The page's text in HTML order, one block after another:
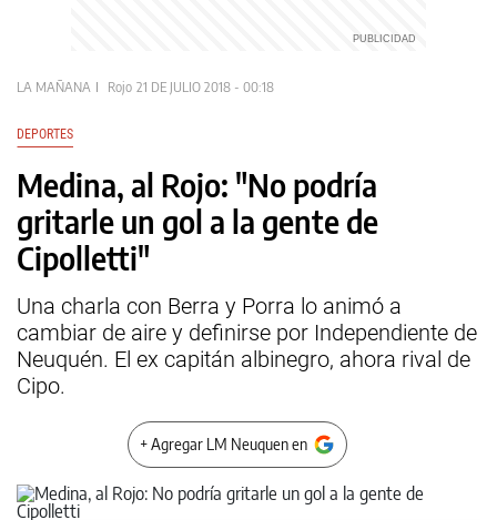
LA MAÑANA Rojo 21 DE JULIO 2018 - 00:18
DEPORTES
Medina, al Rojo: "No podría
gritarle un gol a la gente de
Cipolletti"
Una charla con Berra y Porra lo animó a
cambiar de aire y definirse por Independiente de
Neuquén. El ex capitán albinegro, ahora rival de
Cipo.
+ Agregar LM Neuquen en